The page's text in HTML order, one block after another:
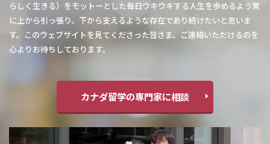
らしく生きる）をモットーとした毎日ウキウキする人生を歩めるよう常
に上から引っ張り、下から支えるような存在であり続けたいと思いま
す。このウェブサイトを見てくださった皆さま、ご連絡いただけるのを
心よりお待ちしております。
カナダ留学の専門家に相談